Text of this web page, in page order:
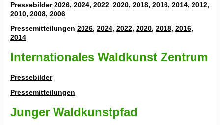
Pressebilder2026, 2024, 2022, 2020, 2018, 2016, 2014, 2012,
2010, 2008, 2006
Pressemitteilungen 2026, 2024, 2022, 2020, 2018, 2016,
2014
Internationales Waldkunst Zentrum
Pressebilder
Pressemitteilungen
Junger Waldkunstpfad